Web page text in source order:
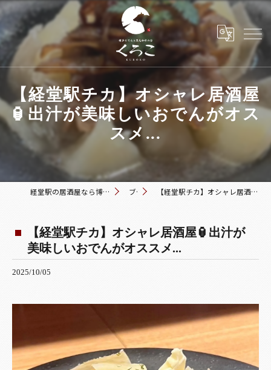
【経堂駅チカ】オシャレ居酒屋
🏮出汁が美味しいおでんがオス
スメ...
経堂駅の居酒屋なら博多おでんと黒毛和牛の店 くろこ ブログ 【経堂駅チカ】オシャレ居酒屋🏮出汁が美味しいおでんがオススメ...
【経堂駅チカ】オシャレ居酒屋🏮出汁が
美味しいおでんがオススメ...
2025/10/05